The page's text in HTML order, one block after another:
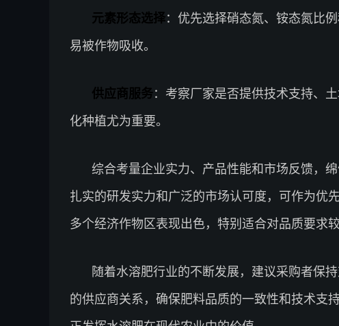
元素形态选择：优先选择硝态氮、铵态氮比
易被作物吸收。
供应商服务：考察厂家是否提供技术支持、
化种植尤为重要。
综合考量企业实力、产品性能和市场反馈，
扎实的研发实力和广泛的市场认可度，可作为优
多个经济作物区表现出色，特别适合对品质要求
随着水溶肥行业的不断发展，建议采购者保
的供应商关系，确保肥料品质的一致性和技术支